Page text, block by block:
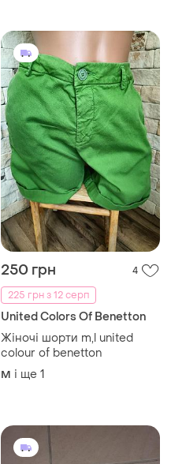
250 грн
4
225 грн з 12 серп
United Colors Of Benetton
Жіночі шорти m,l united
colour of benetton
M і ще 1